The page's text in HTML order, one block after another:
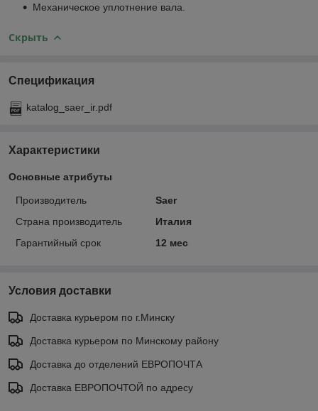
Механическое уплотнение вала.
Скрыть
Спецификация
katalog_saer_ir.pdf
Характеристики
Основные атрибуты
Производитель
Saer
Страна производитель
Италия
Гарантийный срок
12 мес
Условия доставки
Доставка курьером по г.Минску
Доставка курьером по Минскому району
Доставка до отделений ЕВРОПОЧТА
Доставка ЕВРОПОЧТОЙ по адресу